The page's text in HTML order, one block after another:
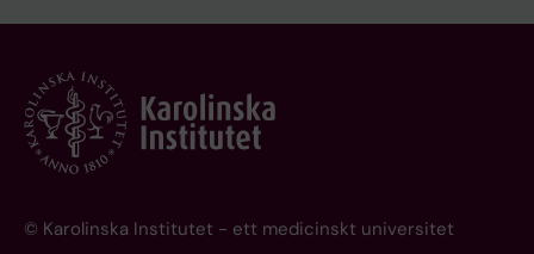
© Karolinska Institutet - ett medicinskt universitet